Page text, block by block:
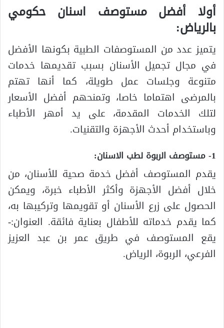
أولا أفضل مستوصف اسنان حكومي
بالرياض:
يتميز عدد من المستوصفات الطبية بكونها الأفضل
في مجال تجميل الأسنان بسبب تقديمها خدمات
متنوعة وجلسات عمل طويلة، كما أنها تهتم
بالمرضى اهتماما خاصا، وتمنحهم أفضل الأسعار
لتلك الخدمات المقدمة، على يد أمهر الأطباء
وباستخدام أحدث الأجهزة والتقنيات.
1- مستوصف الربوة لطب الاسنان:
يقدم المستوصف أفضل خدمة صحية للأسنان، من
خلال أفضل الأجهزة وأكثر الأطباء خبرة، ويمكن
الحصول على زرع الأسنان أو تقويمها وتركيبها به،
كما يقدم خدماته للأطفال بعناية فائقة. العنوان:-
يقع المستوصف في طريق عمر بن عبد العزيز
الفرعي، الربوة، الرياض.